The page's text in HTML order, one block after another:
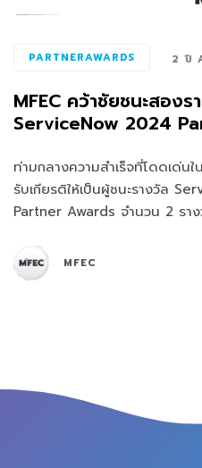
PARTNERAWARDS 2 ปี
MFEC คว้าชัยชนะสองร
ServiceNow 2024
ท่ามกลางความสำเร็จที่โดดเด่น
รับเกียรติให้เป็นผู้ชนะรางวัล
Partner Awards จำนวน 2 รา
MFEC